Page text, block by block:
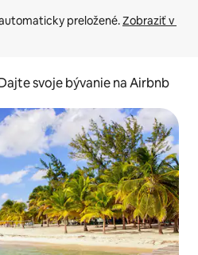
preložené. Zobraziť v
svoje bývanie na Airbnb